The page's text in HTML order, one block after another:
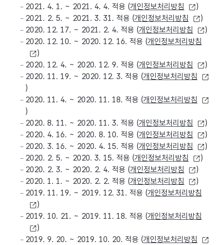
2021. 4. 1. ~ 2021. 4. 4. 적용 (개인정보처리방침
)
2021. 2. 5. ~ 2021. 3. 31. 적용 (개인정보처리방침
)
2020. 12. 17. ~ 2021. 2. 4. 적용 (개인정보처리방침
)
2020. 12. 10. ~ 2020. 12. 16. 적용 (개인정보처리방침
)
2020. 12. 4. ~ 2020. 12. 9. 적용 (개인정보처리방침
)
2020. 11. 19. ~ 2020. 12. 3. 적용 (개인정보처리방침
)
2020. 11. 4. ~ 2020. 11. 18. 적용 (개인정보처리방침
)
2020. 8. 11. ~ 2020. 11. 3. 적용 (개인정보처리방침
)
2020. 4. 16. ~ 2020. 8. 10. 적용 (개인정보처리방침
)
2020. 3. 16. ~ 2020. 4. 15. 적용 (개인정보처리방침
)
2020. 2. 5. ~ 2020. 3. 15. 적용 (개인정보처리방침
)
2020. 2. 3. ~ 2020. 2. 4. 적용 (개인정보처리방침
)
2020. 1. 1. ~ 2020. 2. 2. 적용 (개인정보처리방침
)
2019. 11. 19. ~ 2019. 12. 31. 적용 (개인정보처리방침
)
2019. 10. 21. ~ 2019. 11. 18. 적용 (개인정보처리방침
)
2019. 9. 20. ~ 2019. 10. 20. 적용 (개인정보처리방침